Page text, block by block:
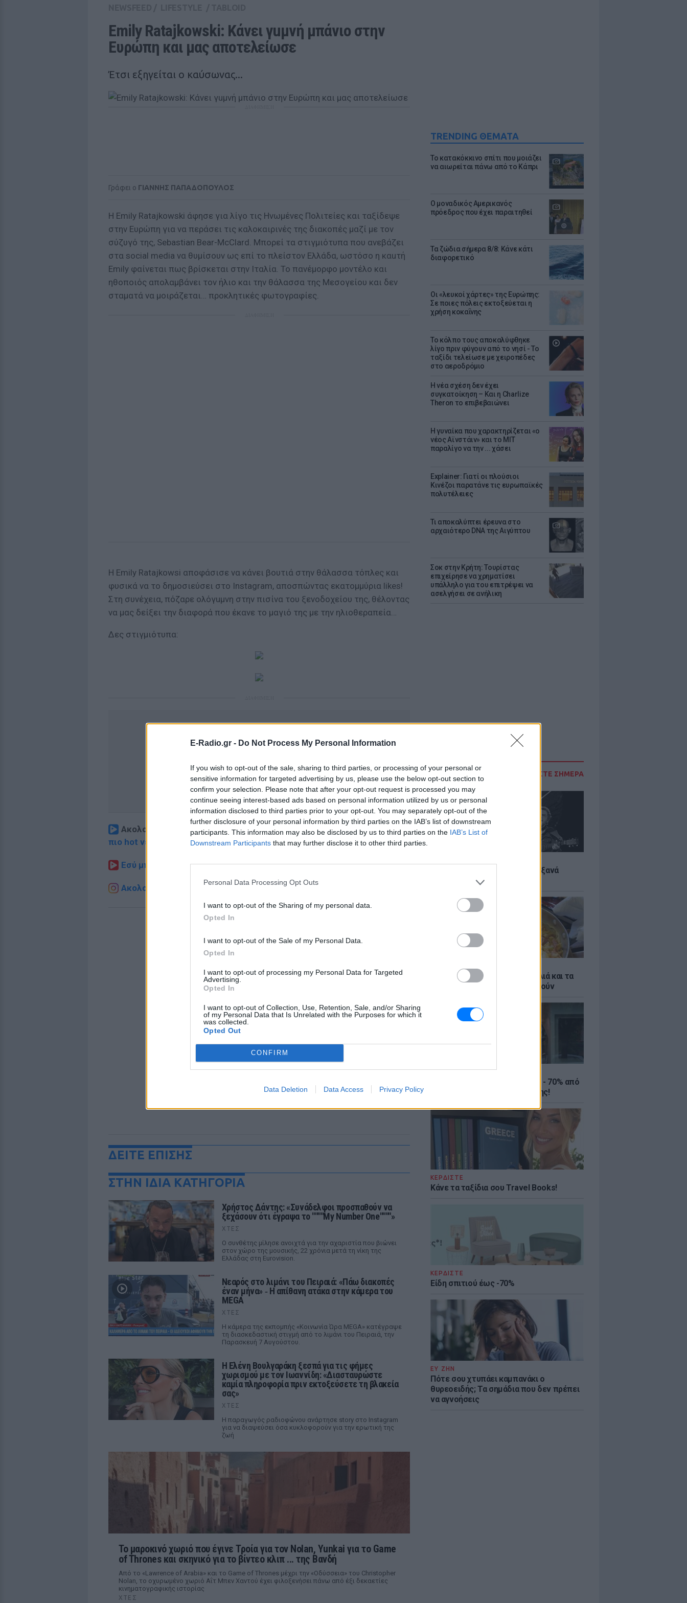
E-Radio.gr - Do Not Process My Personal Information
If you wish to opt-out of the sale, sharing to third parties, or processing of your personal or
sensitive information for targeted advertising by us, please use the below opt-out section to
confirm your selection. Please note that after your opt-out request is processed you may
continue seeing interest-based ads based on personal information utilized by us or personal
information disclosed to third parties prior to your opt-out. You may separately opt-out of the
further disclosure of your personal information by third parties on the IAB’s list of downstream
participants. This information may also be disclosed by us to third parties on the IAB’s List of
Downstream Participants that may further disclose it to other third parties.
Personal Data Processing Opt Outs
I want to opt-out of the Sharing of my personal data.
Opted In
I want to opt-out of the Sale of my Personal Data.
Opted In
I want to opt-out of processing my Personal Data for Targeted
Advertising.
Opted In
I want to opt-out of Collection, Use, Retention, Sale, and/or Sharing
of my Personal Data that Is Unrelated with the Purposes for which it
was collected.
Opted Out
CONFIRM
Data Deletion Data Access Privacy Policy
TRENDING ΘΕΜΑΤΑ
Το κατακόκκινο σπίτι που μοιάζει
να αιωρείται πάνω από το Κάπρι
Ο μοναδικός Αμερικανός
πρόεδρος που έχει παραιτηθεί
Τα ζώδια σήμερα 8/8: Κάνε κάτι
διαφορετικό
Οι «λευκοί χάρτες» της Ευρώπης:
Σε ποιες πόλεις εκτοξεύεται η
χρήση κοκαΐνης
Το κόλπο τους αποκαλύφθηκε
λίγο πριν φύγουν από το νησί - Το
ταξίδι τελείωσε με χειροπέδες
στο αεροδρόμιο
Η νέα σχέση δεν έχει
συγκατοίκηση – Και η Charlize
Theron το επιβεβαιώνει
Η γυναίκα που χαρακτηρίζεται «ο
νέος Αϊνστάιν» και το MIT
παραλίγο να την ... χάσει
Explainer: Γιατί οι πλούσιοι
Κινέζοι παρατάνε τις ευρωπαϊκές
πολυτέλειες
Τι αποκαλύπτει έρευνα στο
αρχαιότερο DNA της Αιγύπτου
Σοκ στην Κρήτη: Τουρίστας
επιχείρησε να χρηματίσει
υπάλληλο για του επιτρέψει να
ασελγήσει σε ανήλικη
ΔΙΑΒΑΣΤΕ ΣΗΜΕΡΑ
5 one-hit wonders που έγιναν ξανά
διάσημοι από… ατύχημα
Ελληνικό γιαούρτι: Μία κουταλιά και τα
scrambled eggs θα απογειωθούν
ΚΕΡΔΙΣΤΕ
Καλοκαιρινές εκπτώσεις έως - 70% από
τα μεγαλύτερα eshops ένδυσης!
ΚΕΡΔΙΣΤΕ
Κάνε τα ταξίδια σου Travel Books!
ΚΕΡΔΙΣΤΕ
Είδη σπιτιού έως -70%
ΕΥ ΖΗΝ
Πότε σου χτυπάει καμπανάκι ο
θυρεοειδής; Τα σημάδια που δεν πρέπει
να αγνοήσεις
Emily Ratajkowski: Κάνει γuμνή μπάνιο στην
Ευρώπη και μας αποτελείωσε
Έτσι εξηγείται ο καύσωνας...
Γράφει ο ΓΙΑΝΝΗΣ ΠΑΠΑΔΟΠΟΥΛΟΣ
Η Emily Ratajkowski άφησε για λίγο τις Ηνωμένες Πολιτείες και ταξίδεψε
στην Ευρώπη για να περάσει τις καλοκαιρινές της διακοπές μαζί με τον
σύζυγό της, Sebastian Bear-McClard. Μπορεί τα στιγμιότυπα που ανεβάζει
στα social media να θυμίσουν ως επί το πλείστον Ελλάδα, ωστόσο η καuτή
Emily φαίνεται πως βρίσκεται στην Ιταλία. Το πανέμορφο μοντέλο και
ηθοποιός απολαμβάνει τον ήλιο και την θάλασσα της Μεσογείου και δεν
σταματά να μοιράζεται… προκλητικές φωτογραφίες.
Η Emily Ratajkowsi αποφάσισε να κάνει βουτιά στην θάλασσα τόπλeς και
φυσικά να το δημοσιεύσει στο Instagram, αποσπώντας εκατομμύρια likes!
Στη συνέχεια, πόζαρε ολόγuμνη στην πισίνα του ξενοδοχείου της, θέλοντας
να μας δείξει την διαφορά που έκανε το μαγιό της με την ηλιοθεραπεία…
Δες στιγμιότυπα:
Ακολουθήστε το E-Radio.gr στοGoogle Newsκαι μάθετε πρώτοιτα
πιο hot νέα
Εσύ μπήκες στο E-Daily.gr; Τα νέα της ημέρας και ότι σου κάνει κλικ!
Ακολουθήστε το E-Radio.gr και στο Instagram
ΔΙΑΦΗΜΙΣΗ
ΔΕΙΤΕ ΕΠΙΣΗΣ
ΣΤΗΝ ΙΔΙΑ ΚΑΤΗΓΟΡΙΑ
Χρήστος Δάντης: «Συνάδελφοι προσπαθούν να
ξεχάσουν ότι έγραψα το """"My Number One""""»
ΧΤΕΣ
Ο συνθέτης μίλησε ανοιχτά για την αχαριστία που βιώνει
στον χώρο της μουσικής, 22 χρόνια μετά τη νίκη της
Ελλάδας στη Eurovision.
Νεαρός στο λιμάνι του Πειραιά: «Πάω διακοπές
έναν μήνα» ‑ Η απίθανη ατάκα στην κάμερα του
MEGA
ΧΤΕΣ
Η κάμερα της εκπομπής «Κοινωνία Ώρα MEGA» κατέγραψε
τη διασκεδαστική στιγμή από το λιμάνι του Πειραιά, την
Παρασκευή 7 Αυγούστου.
Η Ελένη Βουλγαράκη ξεσπά για τις φήμες
χωρισμού με τον Ιωαννίδη: «Διασταυρώστε
καμία πληροφορία πριν εκτοξεύσετε τη βλακεία
σας»
ΧΤΕΣ
Η παραγωγός ραδιοφώνου ανάρτησε story στο Instagram
για να διαψεύσει όσα κυκλοφορούν για την ερωτική της
ζωή
Το μαροκινό χωριό που έγινε Τροία για τον Nolan, Yunkai για το Game
of Thrones και σκηνικό για το βίντεο κλιπ ... της Βανδή
Από το «Lawrence of Arabia» και το Game of Thrones μέχρι την «Οδύσσεια» του Christopher
Nolan, το οχυρωμένο χωριό Αΐτ Μπεν Χαντού έχει φιλοξενήσει πάνω από έξι δεκαετίες
κινηματογραφικής ιστορίας
ΧΤΕΣ